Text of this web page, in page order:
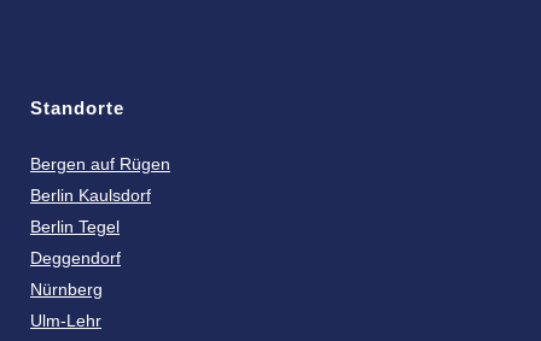
Standorte
Bergen auf Rügen
Berlin Kaulsdorf
Berlin Tegel
Deggendorf
Nürnberg
Ulm-Lehr